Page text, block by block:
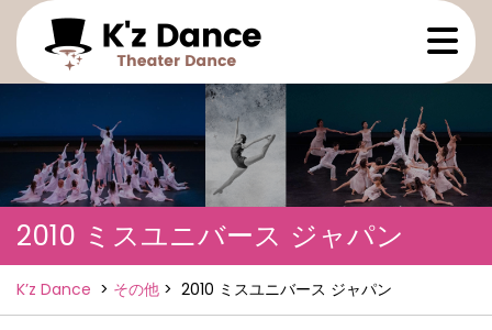
Skip
to
content
2010 ミスユニバース ジャパン
K’z Dance > その他 > 2010 ミスユニバース ジャパン